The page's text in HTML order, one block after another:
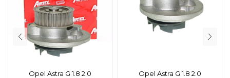
Opel Astra G 1.8 2.0
Opel Astra G 1.8 2.0